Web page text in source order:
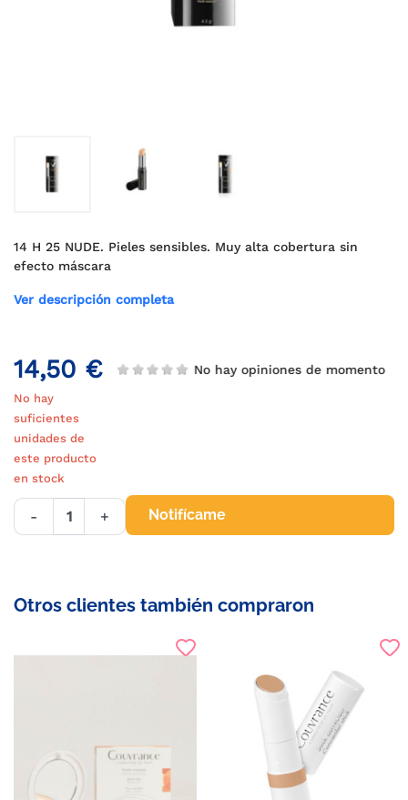
14 H 25 NUDE. Pieles sensibles. Muy alta cobertura sin
efecto máscara
Ver descripción completa
14,50 € No hay opiniones de momento
No hay
suficientes
unidades de
este producto
en stock
- + Notifícame
Otros clientes también compraron